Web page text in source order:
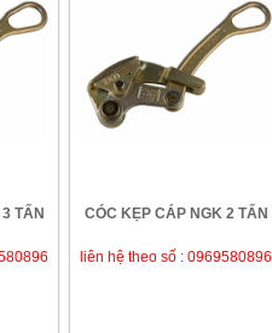
TẤN CÓC KẸP CÁP NGK 2 TẤN
liên hệ theo số : 0969580896